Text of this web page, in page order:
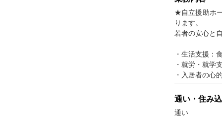
★自立援助ホ
ります。
若者の安心と
・生活支援：
・就労・就学
・入居者の心
通い・住み
通い